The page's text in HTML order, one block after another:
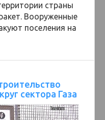
страны
Вооруженные
поселения на
сектора Газа